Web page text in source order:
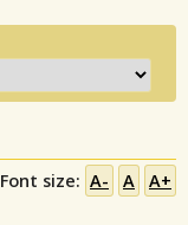
Font size: A- A A+